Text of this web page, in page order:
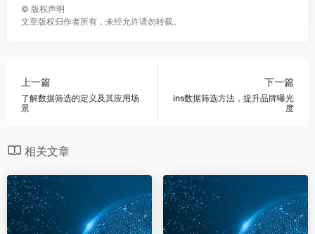
© 版权声明
文章版权归作者所有，未经允许请勿转载。
上一篇
了解数据筛选的定义及其应用场
景
下一篇
ins数据筛选方法，提升品牌曝光
度
相关文章